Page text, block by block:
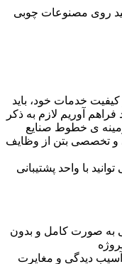
سفید روی مصنوعات چوبی
کیفیت خدمات خود، باید
آوریم لازم به ذکر
ی خطوط صنایع
و تخصصی بتن از وظایف
با واحد پشتیبانی
به صورت کامل و بدون
دیدگی و مغایرت